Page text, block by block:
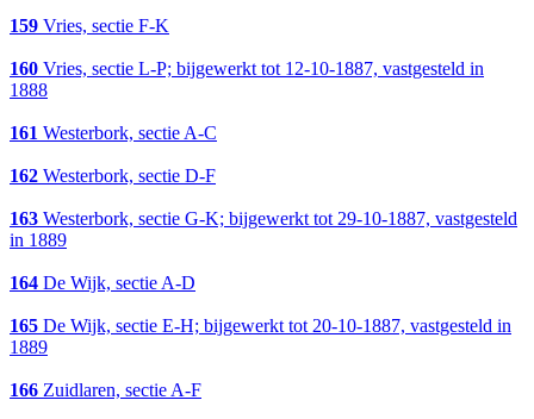
159 Vries, sectie F-K
160 Vries, sectie L-P; bijgewerkt tot 12-10-1887, vastgesteld in
1888
161 Westerbork, sectie A-C
162 Westerbork, sectie D-F
163 Westerbork, sectie G-K; bijgewerkt tot 29-10-1887, vastgesteld
in 1889
164 De Wijk, sectie A-D
165 De Wijk, sectie E-H; bijgewerkt tot 20-10-1887, vastgesteld in
1889
166 Zuidlaren, sectie A-F